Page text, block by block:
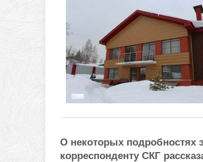
О некоторых подробностях
корреспонденту СКГ